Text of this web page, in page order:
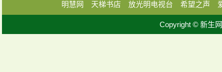
明慧网 天梯书店 放光明电视台 希望之声
Copyright © 新生